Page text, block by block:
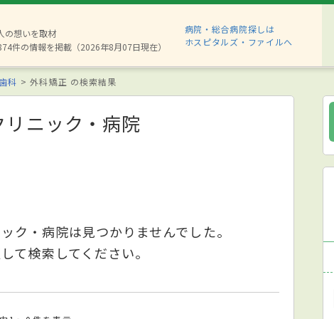
の想いを取材
件の情報を掲載（2026年8月07日現在）
病院・総合病院探しは
ホスピタルズ・ファイルへ
科 外科矯正 の検索結果
リニック・病院
ク・病院は見つかりませんでした。
て検索してください。